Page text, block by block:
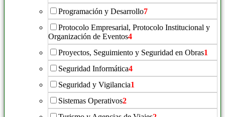
Programación y Desarrollo7
Protocolo Empresarial, Protocolo Institucional y
Organización de Eventos4
Proyectos, Seguimiento y Seguridad en Obras1
Seguridad Informática4
Seguridad y Vigilancia1
Sistemas Operativos2